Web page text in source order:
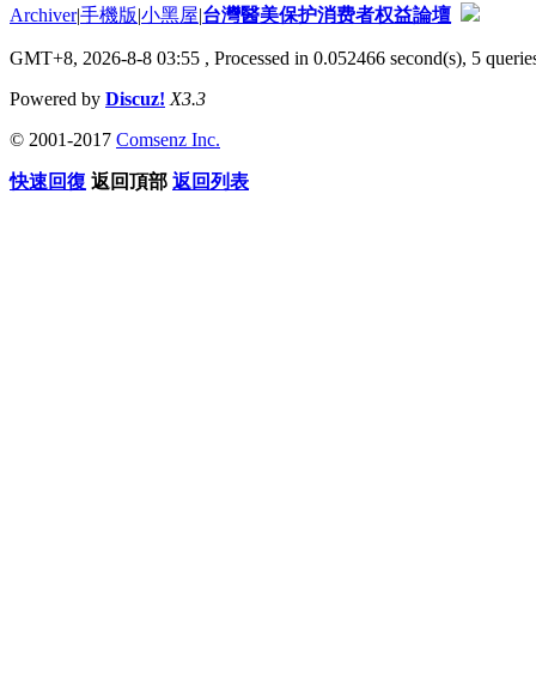
Archiver|手機版|小黑屋|台灣醫美保护消费者权益論壇
GMT+8, 2026-8-8 03:55 , Processed in 0.052466 second(s), 5
Powered by Discuz! X3.3
© 2001-2017 Comsenz Inc.
快速回復 返回頂部 返回列表